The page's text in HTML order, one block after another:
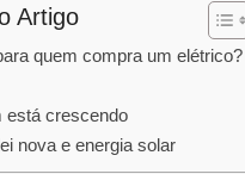
Artigo
quem compra um elétrico?
está crescendo
nova e energia solar